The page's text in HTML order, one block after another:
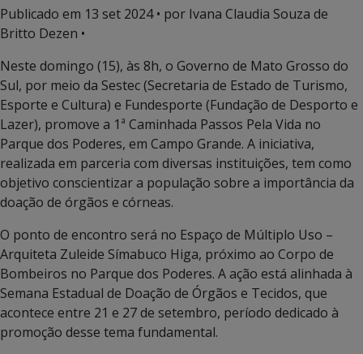
Publicado em 13 set 2024• por Ivana Claudia Souza de
Britto Dezen •
Neste domingo (15), às 8h, o Governo de Mato Grosso do
Sul, por meio da Sestec (Secretaria de Estado de Turismo,
Esporte e Cultura) e Fundesporte (Fundação de Desporto e
Lazer), promove a 1ª Caminhada Passos Pela Vida no
Parque dos Poderes, em Campo Grande. A iniciativa,
realizada em parceria com diversas instituições, tem como
objetivo conscientizar a população sobre a importância da
doação de órgãos e córneas.
O ponto de encontro será no Espaço de Múltiplo Uso –
Arquiteta Zuleide Símabuco Higa, próximo ao Corpo de
Bombeiros no Parque dos Poderes. A ação está alinhada à
Semana Estadual de Doação de Órgãos e Tecidos, que
acontece entre 21 e 27 de setembro, período dedicado à
promoção desse tema fundamental.